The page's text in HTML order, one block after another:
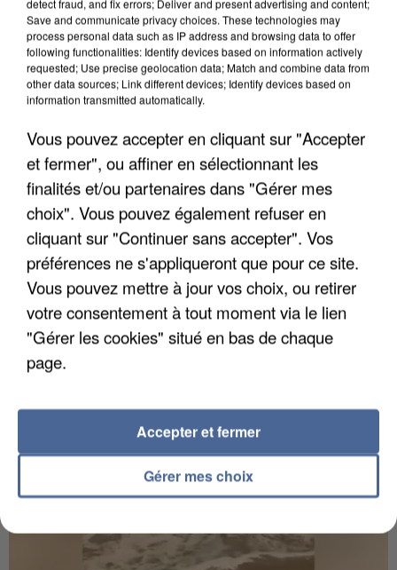
6 août 2026
Gabriel Attal et Raphaël Glucksmann visés par des
ingérences...
Sollicité, Sébastien Lecornu annonce un "travail
commun" avec les partis à la rentrée.
detect fraud, and fix errors; Deliver and present advertising and content;
Save and communicate privacy choices. These technologies may
process personal data such as IP address and browsing data to offer
following functionalities: Identify devices based on information actively
requested; Use precise geolocation data; Match and combine data from
other data sources; Link different devices; Identify devices based on
information transmitted automatically.
Vous pouvez accepter en cliquant sur "Accepter
et fermer", ou affiner en sélectionnant les
finalités et/ou partenaires dans "Gérer mes
choix". Vous pouvez également refuser en
cliquant sur "Continuer sans accepter". Vos
préférences ne s'appliqueront que pour ce site.
Vous pouvez mettre à jour vos choix, ou retirer
votre consentement à tout moment via le lien
"Gérer les cookies" situé en bas de chaque
page.
Gérer mes choix
Accepter et fermer